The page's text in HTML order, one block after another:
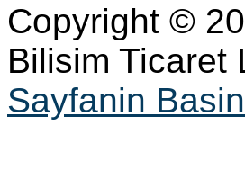
Copyright ©
Bilisim Ticaret
Sayfanin